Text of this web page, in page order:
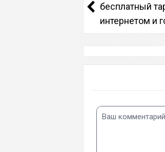
бесплатный
интернетом и